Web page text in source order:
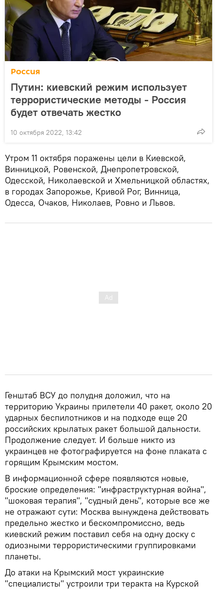
Россия
Путин: киевский режим использует
террористические методы - Россия
будет отвечать жестко
10 октября 2022, 13:42
Утром 11 октября поражены цели в Киевской,
Винницкой, Ровенской, Днепропетровской,
Одесской, Николаевской и Хмельницкой областях,
в городах Запорожье, Кривой Рог, Винница,
Одесса, Очаков, Николаев, Ровно и Львов.
Генштаб ВСУ до полудня доложил, что на
территорию Украины прилетели 40 ракет, около 20
ударных беспилотников и на подходе еще 20
российских крылатых ракет большой дальности.
Продолжение следует. И больше никто из
украинцев не фотографируется на фоне плаката с
горящим Крымским мостом.
В информационной сфере появляются новые,
броские определения: "инфраструктурная война",
"шоковая терапия", "судный день", которые все же
не отражают сути: Москва вынуждена действовать
предельно жестко и бескомпромиссно, ведь
киевский режим поставил себя на одну доску с
одиозными террористическими группировками
планеты.
До атаки на Крымский мост украинские
"специалисты" устроили три теракта на Курской